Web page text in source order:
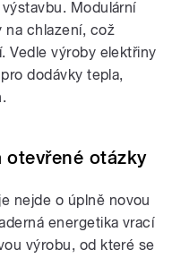
Modulární
na chlazení, což
Vedle výroby elektřiny
dodávky tepla,
otevřené otázky
nejde o úplně novou
energetika vrací
výrobu, od které se